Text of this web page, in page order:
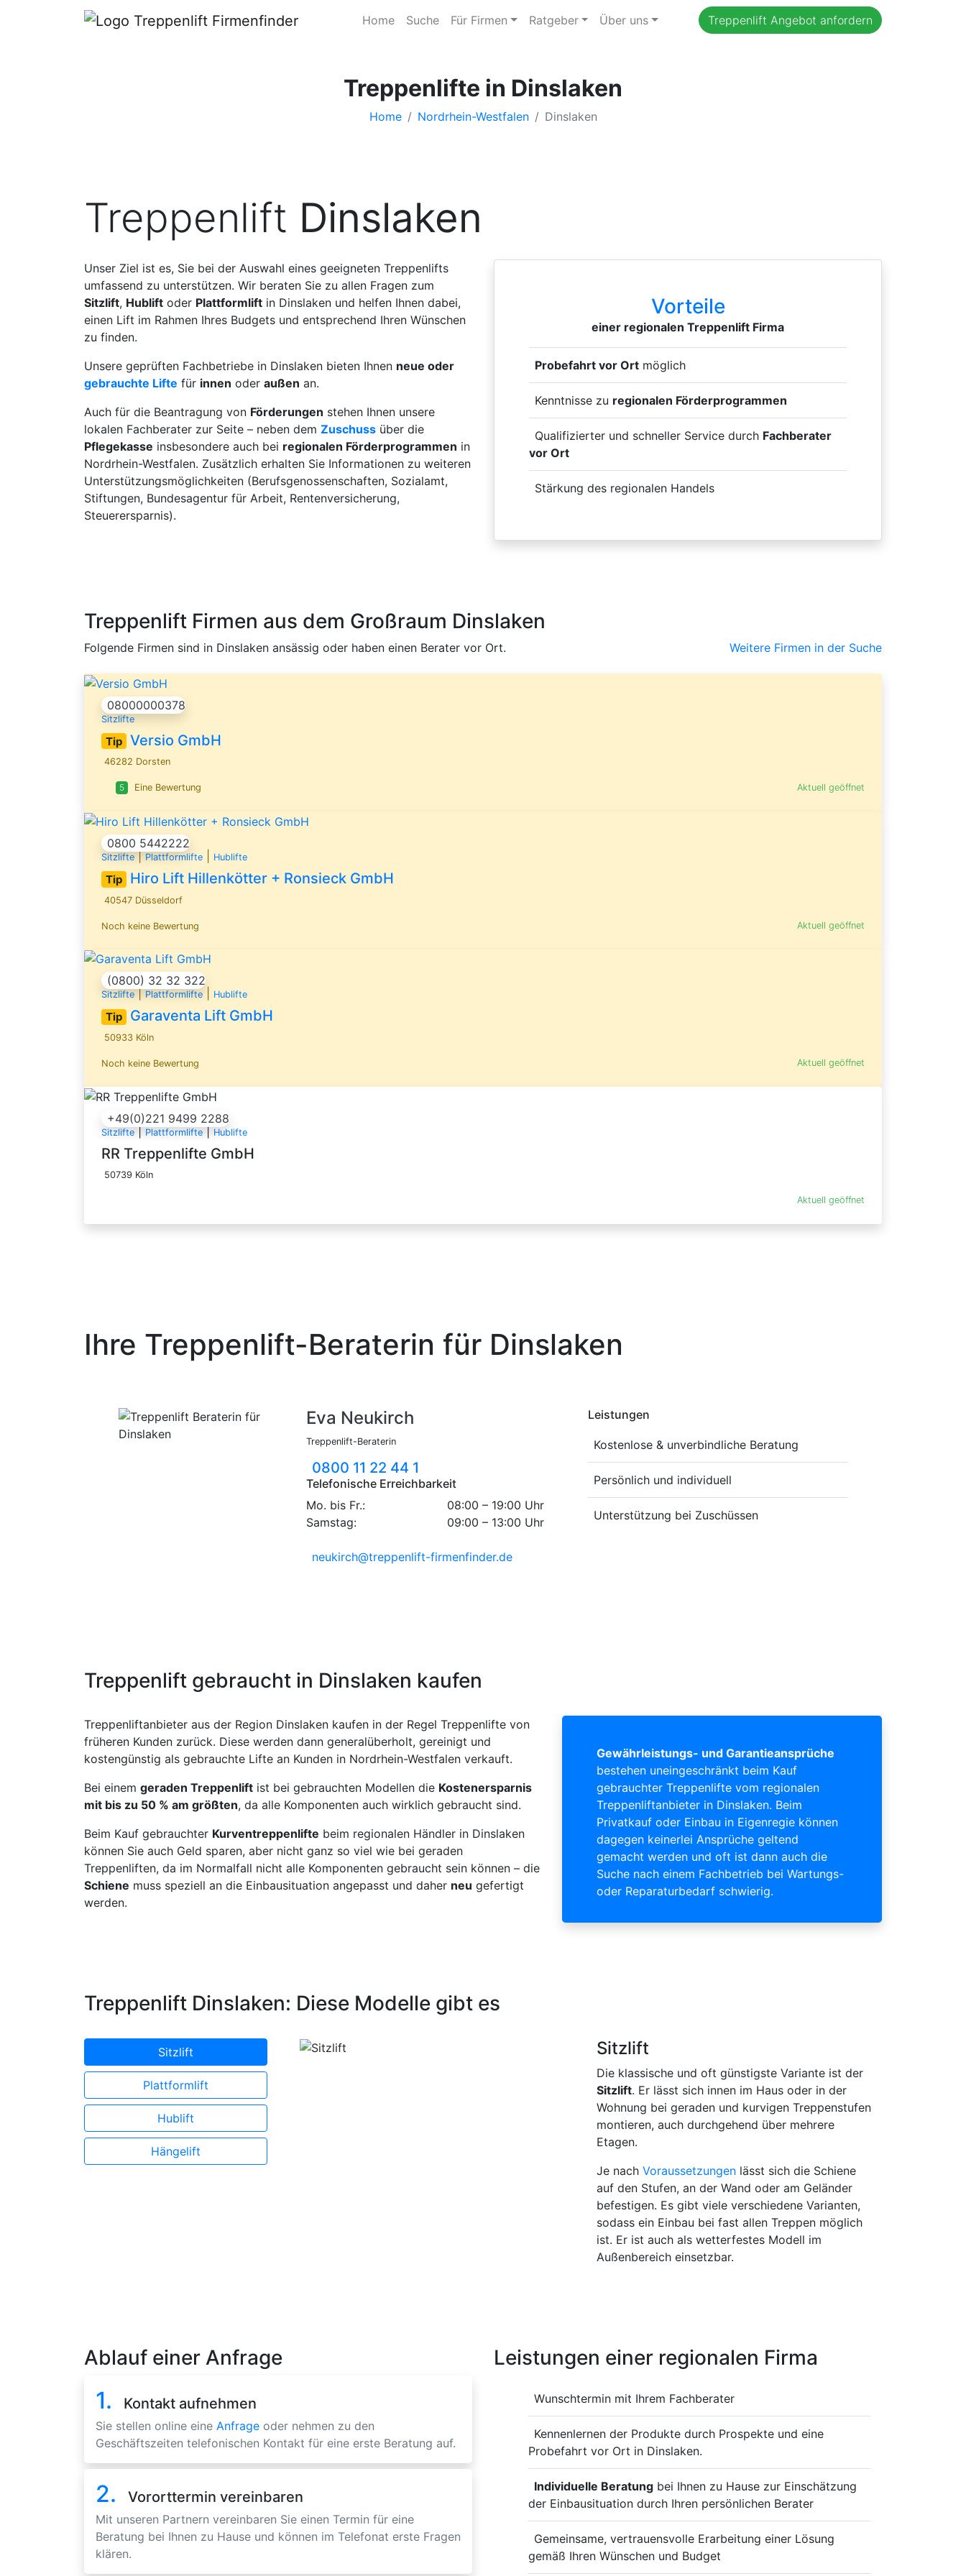
Home Suche Für Firmen Ratgeber Über uns Treppenlift Angebot anfordern
Treppenlifte in Dinslaken
Home Nordrhein-Westfalen Dinslaken
Treppenlift Dinslaken
Unser Ziel ist es, Sie bei der Auswahl eines geeigneten Treppenlifts
umfassend zu unterstützen. Wir beraten Sie zu allen Fragen zum
Sitzlift, Hublift oder Plattformlift in Dinslaken und helfen Ihnen dabei,
einen Lift im Rahmen Ihres Budgets und entsprechend Ihren Wünschen
zu finden.
Unsere geprüften Fachbetriebe in Dinslaken bieten Ihnen neue oder
gebrauchte Lifte für innen oder außen an.
Auch für die Beantragung von Förderungen stehen Ihnen unsere
lokalen Fachberater zur Seite – neben dem Zuschuss über die
Pflegekasse insbesondere auch bei regionalen Förderprogrammen in
Nordrhein-Westfalen. Zusätzlich erhalten Sie Informationen zu weiteren
Unterstützungsmöglichkeiten (Berufsgenossenschaften, Sozialamt,
Stiftungen, Bundesagentur für Arbeit, Rentenversicherung,
Steuerersparnis).
Vorteile
einer regionalen Treppenlift Firma
Probefahrt vor Ort möglich
Kenntnisse zu regionalen Förderprogrammen
Qualifizierter und schneller Service durch Fachberater
vor Ort
Stärkung des regionalen Handels
Treppenlift Firmen aus dem Großraum Dinslaken
Folgende Firmen sind in Dinslaken ansässig oder haben einen Berater vor Ort. Weitere Firmen in der Suche
08000000378
Sitzlifte
Tip Versio GmbH
46282 Dorsten
5 Eine Bewertung Aktuell geöffnet
0800 5442222
Sitzlifte|Plattformlifte Hublifte
Tip Hiro Lift Hillenkötter + Ronsieck GmbH
40547 Düsseldorf
Noch keine Bewertung Aktuell geöffnet
(0800) 32 32 322
Sitzlifte|Plattformlifte Hublifte
Tip Garaventa Lift GmbH
50933 Köln
Noch keine Bewertung Aktuell geöffnet
+49(0)221 9499 2288
Sitzlifte|Plattformlifte|Hublifte
RR Treppenlifte GmbH
50739 Köln
Aktuell geöffnet
Ihre Treppenlift-Beraterin für Dinslaken
Eva Neukirch
Treppenlift-Beraterin
0800 11 22 44 1
Telefonische Erreichbarkeit
Mo. bis Fr.:
08:00 – 19:00 Uhr
Samstag:
09:00 – 13:00 Uhr
neukirch@treppenlift-firmenfinder.de
Leistungen
Kostenlose & unverbindliche Beratung
Persönlich und individuell
Unterstützung bei Zuschüssen
Treppenlift gebraucht in Dinslaken kaufen
Treppenliftanbieter aus der Region Dinslaken kaufen in der Regel Treppenlifte von
früheren Kunden zurück. Diese werden dann generalüberholt, gereinigt und
kostengünstig als gebrauchte Lifte an Kunden in Nordrhein-Westfalen verkauft.
Bei einem geraden Treppenlift ist bei gebrauchten Modellen die Kostenersparnis
mit bis zu 50 % am größten, da alle Komponenten auch wirklich gebraucht sind.
Beim Kauf gebrauchter Kurventreppenlifte beim regionalen Händler in Dinslaken
können Sie auch Geld sparen, aber nicht ganz so viel wie bei geraden
Treppenliften, da im Normalfall nicht alle Komponenten gebraucht sein können – die
Schiene muss speziell an die Einbausituation angepasst und daher neu gefertigt
werden.
Gewährleistungs- und Garantieansprüche
bestehen uneingeschränkt beim Kauf
gebrauchter Treppenlifte vom regionalen
Treppenliftanbieter in Dinslaken. Beim
Privatkauf oder Einbau in Eigenregie können
dagegen keinerlei Ansprüche geltend
gemacht werden und oft ist dann auch die
Suche nach einem Fachbetrieb bei Wartungs-
oder Reparaturbedarf schwierig.
Treppenlift Dinslaken: Diese Modelle gibt es
Sitzlift
Plattformlift
Hublift
Hängelift
Sitzlift
Die klassische und oft günstigste Variante ist der
Sitzlift. Er lässt sich innen im Haus oder in der
Wohnung bei geraden und kurvigen Treppenstufen
montieren, auch durchgehend über mehrere
Etagen.
Je nach Voraussetzungenlässt sich die Schiene
auf den Stufen, an der Wand oder am Geländer
befestigen. Es gibt viele verschiedene Varianten,
sodass ein Einbau bei fast allen Treppen möglich
ist. Er ist auch als wetterfestes Modell im
Außenbereich einsetzbar.
Ablauf einer Anfrage
1. Kontakt aufnehmen
Sie stellen online eine Anfrage oder nehmen zu den
Geschäftszeiten telefonischen Kontakt für eine erste Beratung auf.
2. Vororttermin vereinbaren
Mit unseren Partnern vereinbaren Sie einen Termin für eine
Beratung bei Ihnen zu Hause und können im Telefonat erste Fragen
klären.
Leistungen einer regionalen Firma
Wunschtermin mit Ihrem Fachberater
Kennenlernen der Produkte durch Prospekte und eine
Probefahrt vor Ort in Dinslaken.
Individuelle Beratung bei Ihnen zu Hause zur Einschätzung
der Einbausituation durch Ihren persönlichen Berater
Gemeinsame, vertrauensvolle Erarbeitung einer Lösung
gemäß Ihren Wünschen und Budget